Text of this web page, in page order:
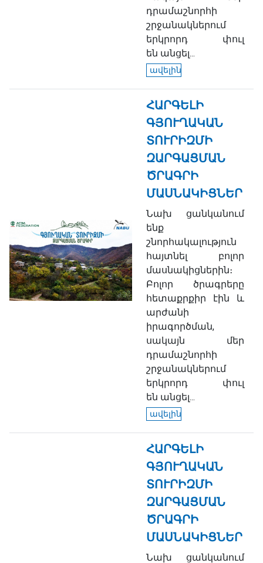
դրամաշնորհի
շրջանակներում
երկրորդ փուլ
են անցել...
ավելին
ՀԱՐԳԵԼԻ
ԳՅՈՒՂԱԿԱՆ
ՏՈՒՐԻԶՄԻ
ԶԱՐԳԱՑՄԱՆ
ԾՐԱԳՐԻ
ՄԱՍՆԱԿԻՑՆԵՐ
Նախ ցանկանում
ենք
շնորհակալություն
հայտնել բոլոր
մասնակիցներին։
Բոլոր ծրագրերը
հետաքրքիր էին և
արժանի
իրագործման,
սակայն մեր
դրամաշնորհի
շրջանակներում
երկրորդ փուլ
են անցել...
ավելին
ՀԱՐԳԵԼԻ
ԳՅՈՒՂԱԿԱՆ
ՏՈՒՐԻԶՄԻ
ԶԱՐԳԱՑՄԱՆ
ԾՐԱԳՐԻ
ՄԱՍՆԱԿԻՑՆԵՐ
Նախ ցանկանում